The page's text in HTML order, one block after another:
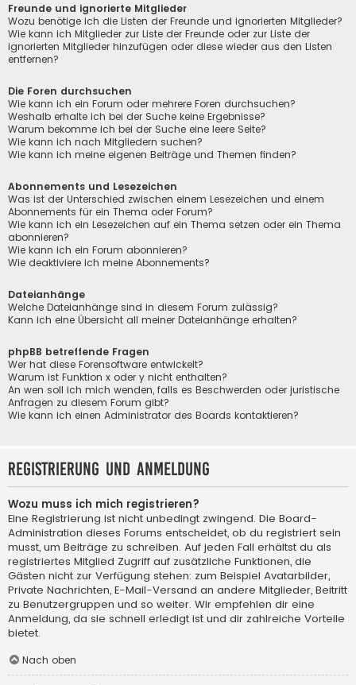
Freunde und ignorierte Mitglieder
Wozu benötige ich die Listen der Freunde und ignorierten Mitglieder?
Wie kann ich Mitglieder zur Liste der Freunde oder zur Liste der
ignorierten Mitglieder hinzufügen oder diese wieder aus den Listen
entfernen?
Die Foren durchsuchen
Wie kann ich ein Forum oder mehrere Foren durchsuchen?
Weshalb erhalte ich bei der Suche keine Ergebnisse?
Warum bekomme ich bei der Suche eine leere Seite?
Wie kann ich nach Mitgliedern suchen?
Wie kann ich meine eigenen Beiträge und Themen finden?
Abonnements und Lesezeichen
Was ist der Unterschied zwischen einem Lesezeichen und einem
Abonnements für ein Thema oder Forum?
Wie kann ich ein Lesezeichen auf ein Thema setzen oder ein Thema
abonnieren?
Wie kann ich ein Forum abonnieren?
Wie deaktiviere ich meine Abonnements?
Dateianhänge
Welche Dateianhänge sind in diesem Forum zulässig?
Kann ich eine Übersicht all meiner Dateianhänge erhalten?
phpBB betreffende Fragen
Wer hat diese Forensoftware entwickelt?
Warum ist Funktion x oder y nicht enthalten?
An wen soll ich mich wenden, falls es Beschwerden oder juristische
Anfragen zu diesem Forum gibt?
Wie kann ich einen Administrator des Boards kontaktieren?
Registrierung und Anmeldung
Wozu muss ich mich registrieren?
Eine Registrierung ist nicht unbedingt zwingend. Die Board-
Administration dieses Forums entscheidet, ob du registriert sein
musst, um Beiträge zu schreiben. Auf jeden Fall erhältst du als
registriertes Mitglied Zugriff auf zusätzliche Funktionen, die
Gästen nicht zur Verfügung stehen: zum Beispiel Avatarbilder,
Private Nachrichten, E-Mail-Versand an andere Mitglieder, Beitritt
zu Benutzergruppen und so weiter. Wir empfehlen dir eine
Anmeldung, da sie schnell erledigt ist und dir zahlreiche Vorteile
bietet.
Nach oben